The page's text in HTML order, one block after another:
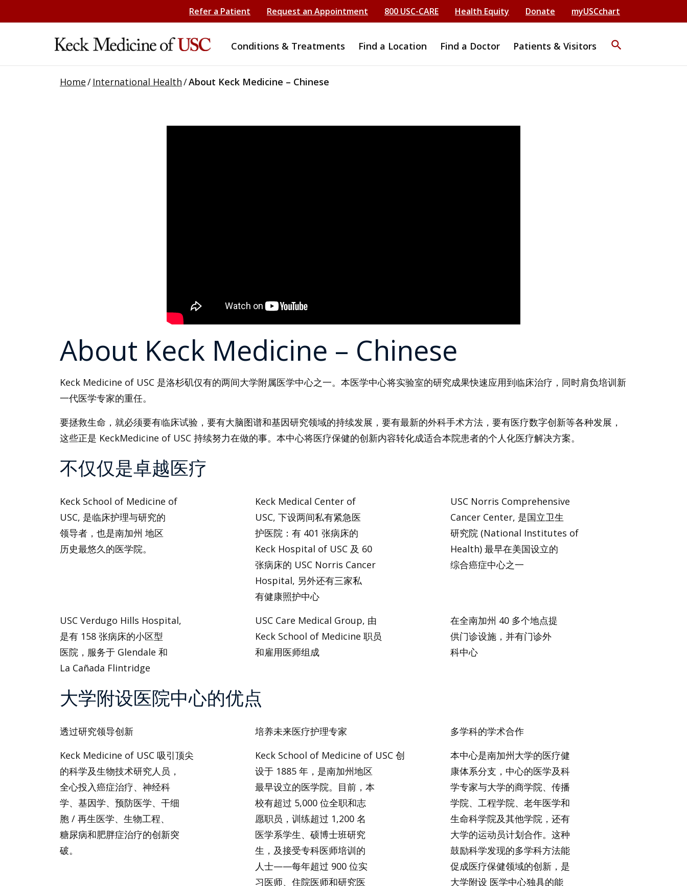
Refer a Patient Request an Appointment 800 USC-CARE Health Equity Donate myUSCchart
Conditions & Treatments Find a Location Find a Doctor Patients & Visitors search
Home/ International Health/About Keck Medicine – Chinese
About Keck Medicine – Chinese
Keck Medicine of USC 是洛杉矶仅有的两间大学附属医学中心之一。本医学中心将实验室的研究成果快速应用到临床治疗，同时肩负培训新
一代医学专家的重任。
要拯救生命，就必须要有临床试验，要有大脑图谱和基因研究领域的持续发展，要有最新的外科手术方法，要有医疗数字创新等各种发展，
这些正是 KeckMedicine of USC 持续努力在做的事。本中心将医疗保健的创新内容转化成适合本院患者的个人化医疗解决方案。
不仅仅是卓越医疗
Keck School of Medicine of
USC, 是临床护理与研究的
领导者，也是南加州 地区
历史最悠久的医学院。
Keck Medical Center of
USC, 下设两间私有紧急医
护医院：有 401 张病床的
Keck Hospital of USC 及 60
张病床的 USC Norris Cancer
Hospital, 另外还有三家私
有健康照护中心
USC Norris Comprehensive
Cancer Center, 是国立卫生
研究院 (National Institutes of
Health) 最早在美国设立的
综合癌症中心之一
USC Verdugo Hills Hospital,
是有 158 张病床的小区型
医院，服务于 Glendale 和
La Cañada Flintridge
USC Care Medical Group, 由
Keck School of Medicine 职员
和雇用医师组成
在全南加州 40 多个地点提
供门诊设施，并有门诊外
科中心
大学附设医院中心的优点
透过研究领导创新
Keck Medicine of USC 吸引顶尖
的科学及生物技术研究人员，
全心投入癌症治疗、神经科
学、基因学、预防医学、干细
胞 / 再生医学、生物工程、
糖尿病和肥胖症治疗的创新突
破。
培养未来医疗护理专家
Keck School of Medicine of USC 创
设于 1885 年，是南加州地区
最早设立的医学院。目前，本
校有超过 5,000 位全职和志
愿职员，训练超过 1,200 名
医学系学生、硕博士班研究
生，及接受专科医师培训的
人士——每年超过 900 位实
习医师、住院医师和研究医
多学科的学术合作
本中心是南加州大学的医疗健
康体系分支，中心的医学及科
学专家与大学的商学院、传播
学院、工程学院、老年医学和
生命科学院及其他学院，还有
大学的运动员计划合作。这种
鼓励科学发现的多学科方法能
促成医疗保健领域的创新，是
大学附设 医学中心独具的能